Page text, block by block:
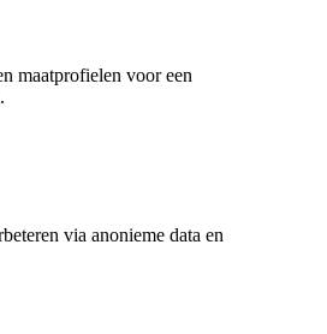
maatprofielen voor een
via anonieme data en